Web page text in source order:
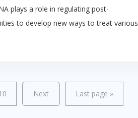
plays a role in regulating post-
to develop new ways to treat various
Next Last page »